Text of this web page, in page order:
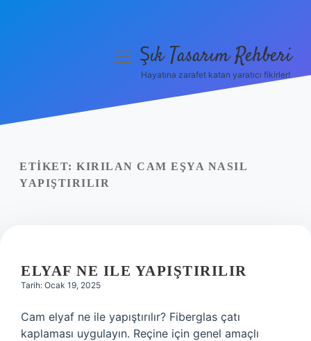
Yasal Uyarı
menüyüŞık Tasarım Rehberi
Hayatına zarafet katan yaratıcı fikirler!
ETIKET: KIRILAN CAM EŞYA NASIL
YAPIŞTIRILIR
ELYAF NE ILE YAPIŞTIRILIR
Tarih: Ocak 19, 2025
Cam elyaf ne ile yapıştırılır? Fiberglas çatı
kaplaması uygulayın. Reçine için genel amaçlı